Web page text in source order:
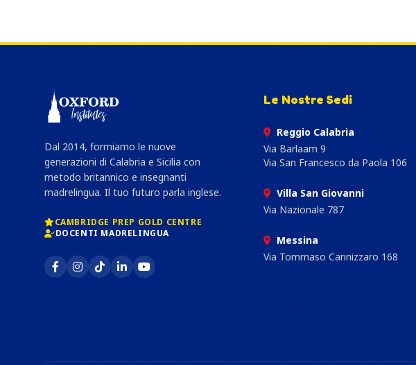
Dal 2014, formiamo le nuove
generazioni di Calabria e Sicilia con
metodo britannico e insegnanti
madrelingua. Il tuo futuro parla inglese.
CAMBRIDGE PREP GOLD CENTRE
DOCENTI MADRELINGUA
Le Nostre Sedi
Reggio Calabria
Via Barlaam 9
Via San Francesco da Paola 106
Villa San Giovanni
Via Nazionale 787
Messina
Via Tommaso Cannizzaro 168